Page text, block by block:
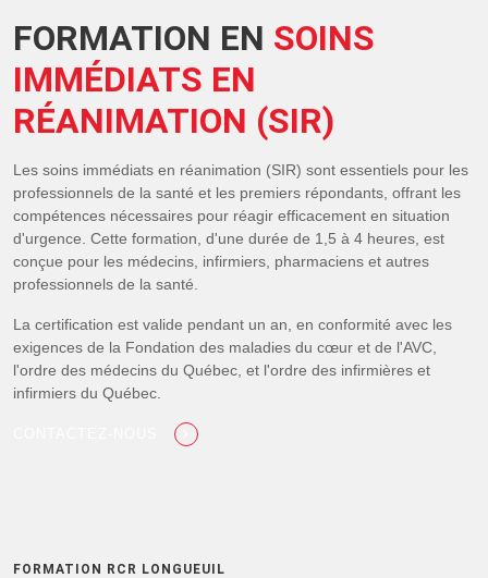
FORMATION EN SOINS
IMMÉDIATS EN
RÉANIMATION (SIR)
Les soins immédiats en réanimation (SIR) sont essentiels pour les
professionnels de la santé et les premiers répondants, offrant les
compétences nécessaires pour réagir efficacement en situation
d'urgence. Cette formation, d'une durée de 1,5 à 4 heures, est
conçue pour les médecins, infirmiers, pharmaciens et autres
professionnels de la santé.
La certification est valide pendant un an, en conformité avec les
exigences de la Fondation des maladies du cœur et de l'AVC,
l'ordre des médecins du Québec, et l'ordre des infirmières et
infirmiers du Québec.
FORMATION RCR LONGUEUIL